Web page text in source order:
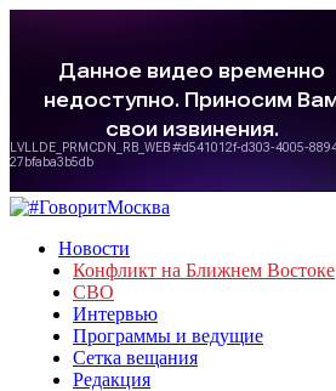
Новости
Конфликт на Ближнем Востоке
СВО
Интервью
Программы и ведущие
Сетка вещания
Редакция